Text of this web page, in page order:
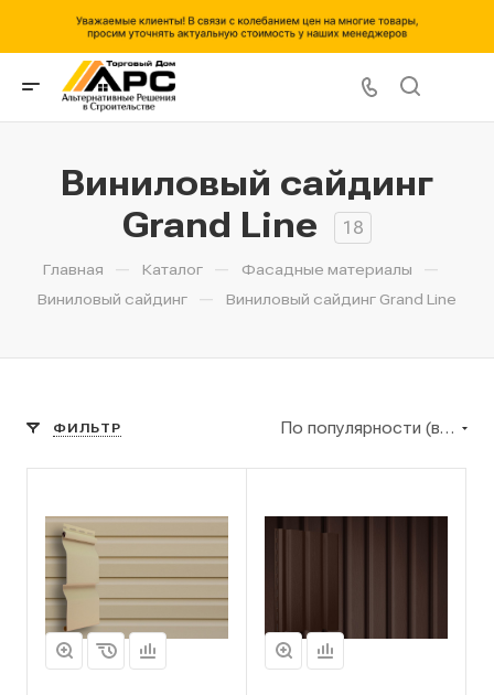
Виниловый сайдинг
Grand Line
18
Главная — Каталог — Фасадные материалы —
Виниловый сайдинг — Виниловый сайдинг Grand Line
ФИЛЬТР По популярности (возрастание)